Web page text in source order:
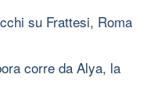
su Frattesi, Roma
corre da Alya, la